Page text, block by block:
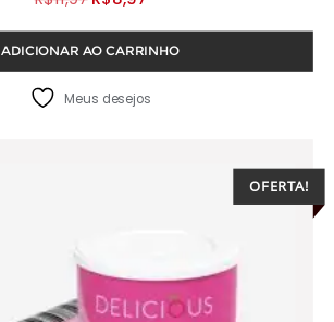
preço
original
R$11,97.
preço
atual
ADICIONAR AO CARRINHO
Meus desejos
OFERTA!